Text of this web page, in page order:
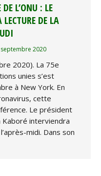
DE L’ONU : LE
DE LA
2020
2020). La 75e
unies s’est
à New York. En
cette
Le président
Kaboré interviendra
midi. Dans son